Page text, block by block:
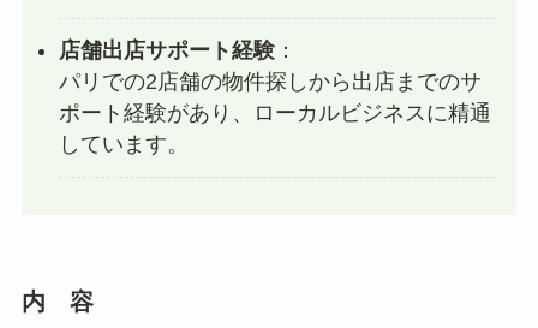
店舗出店サポート経験 ：
パリでの2店舗の物件探しから出店までのサ
ポート経験があり、ローカルビジネスに精通
しています。
内 容